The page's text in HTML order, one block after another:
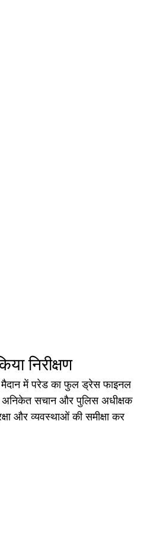
निरीक्षण
मैदान में परेड का फुल ड्रेस फाइनल
अनिकेत सचान और पुलिस अधीक्षक
और व्यवस्थाओं की समीक्षा कर